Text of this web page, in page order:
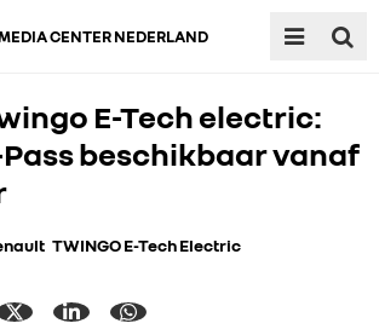
CENTER NEDERLAND
E-Tech electric:
beschikbaar vanaf
TWINGO E-Tech Electric